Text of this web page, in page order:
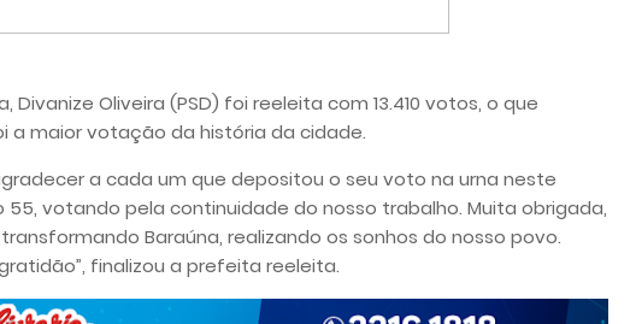
Divanize Oliveira (PSD) foi reeleita com 13.410 votos, o que
a maior votação da história da cidade.
a cada um que depositou o seu voto na urna neste
votando pela continuidade do nosso trabalho. Muita obrigada,
Baraúna, realizando os sonhos do nosso povo.
finalizou a prefeita reeleita.